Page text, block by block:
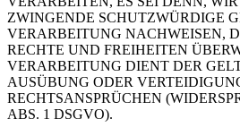
ZWINGENDE SCHUTZWÜRDIGE
VERARBEITUNG NACHWEISEN,
RECHTE UND FREIHEITEN
VERARBEITUNG DIENT DER
AUSÜBUNG ODER
RECHTSANSPRÜCHEN
ABS. 1 DSGVO).